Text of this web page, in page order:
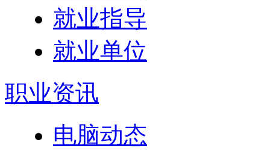
就业指导
就业单位
职业资讯
电脑动态